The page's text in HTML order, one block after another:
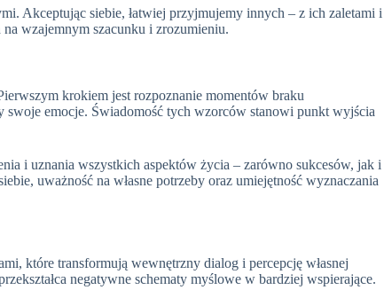
Akceptując siebie, łatwiej przyjmujemy innych – z ich zaletami i
wzajemnym szacunku i zrozumieniu.
krokiem jest rozpoznanie momentów braku
emocje. Świadomość tych wzorców stanowi punkt wyjścia
i uznania wszystkich aspektów życia – zarówno sukcesów, jak i
uważność na własne potrzeby oraz umiejętność wyznaczania
które transformują wewnętrzny dialog i percepcję własnej
negatywne schematy myślowe w bardziej wspierające.